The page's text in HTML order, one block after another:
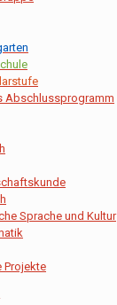
Abschlussprogramm
Sprache und Kultur
Projekte